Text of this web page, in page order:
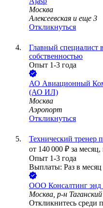
Москва
Алексеевская и еще 3
Откликнуться
Главный специалист
собственностью
Опыт 1-3 года
АО Авиационный
(АО ИЛ)
Москва
Аэропорт
Откликнуться
Технический тренер
от 140 000 ₽ за месяц,
Опыт 1-3 года
Выплаты: Раз в месяц
ООО Консалтинг
Москва, р-н Таганский
Откликнитесь среди